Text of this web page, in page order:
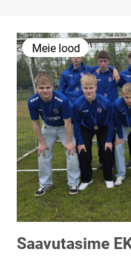
Meie lood
Saavutasime